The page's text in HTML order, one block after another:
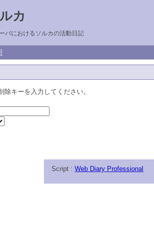
カ
バにおけるソルカの活動日記
除キーを入力してください。
Script : Web Diary Professional